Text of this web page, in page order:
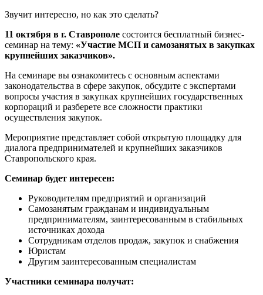
Звучит интересно, но как это сделать?
11 октября в г. Ставрополе состоится бесплатный бизнес-
семинар на тему: «Участие МСП и самозанятых в закупках
крупнейших заказчиков».
На семинаре вы ознакомитесь с основным аспектами
законодательства в сфере закупок, обсудите с экспертами
вопросы участия в закупках крупнейших государственных
корпораций и разберете все сложности практики
осуществления закупок.
Мероприятие представляет собой открытую площадку для
диалога предпринимателей и крупнейших заказчиков
Ставропольского края.
Семинар будет интересен:
Руководителям предприятий и организаций
Самозанятым гражданам и индивидуальным
предпринимателям, заинтересованным в стабильных
источниках дохода
Сотрудникам отделов продаж, закупок и снабжения
Юристам
Другим заинтересованным специалистам
Участники семинара получат: